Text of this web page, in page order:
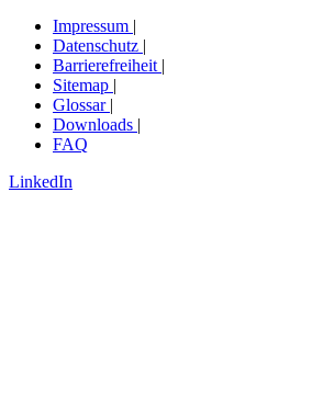
Impressum |
Datenschutz |
Barrierefreiheit |
Sitemap |
Glossar |
Downloads |
FAQ
LinkedIn